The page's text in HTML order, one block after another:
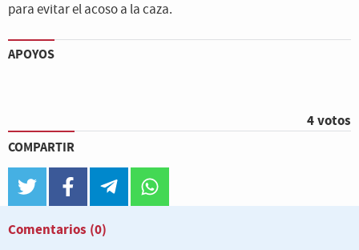
para evitar el acoso a la caza.
APOYOS
4 votos
COMPARTIR
twitter facebook telegram
Comentarios (0)